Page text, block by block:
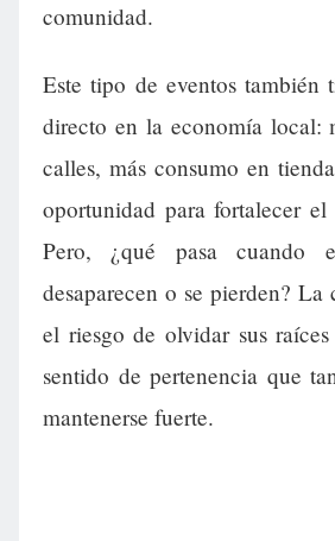
comunidad.
Este tipo de eventos también
directo en la economía local:
calles, más consumo en
oportunidad para fortalecer el
Pero, ¿qué pasa cuando
desaparecen o se pierden? La
el riesgo de olvidar sus
sentido de pertenencia que
mantenerse fuerte.